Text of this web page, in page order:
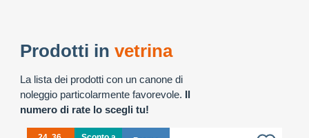
Prodotti in vetrina
La lista dei prodotti con un canone di
noleggio particolarmente favorevole. Il
numero di rate lo scegli tu!